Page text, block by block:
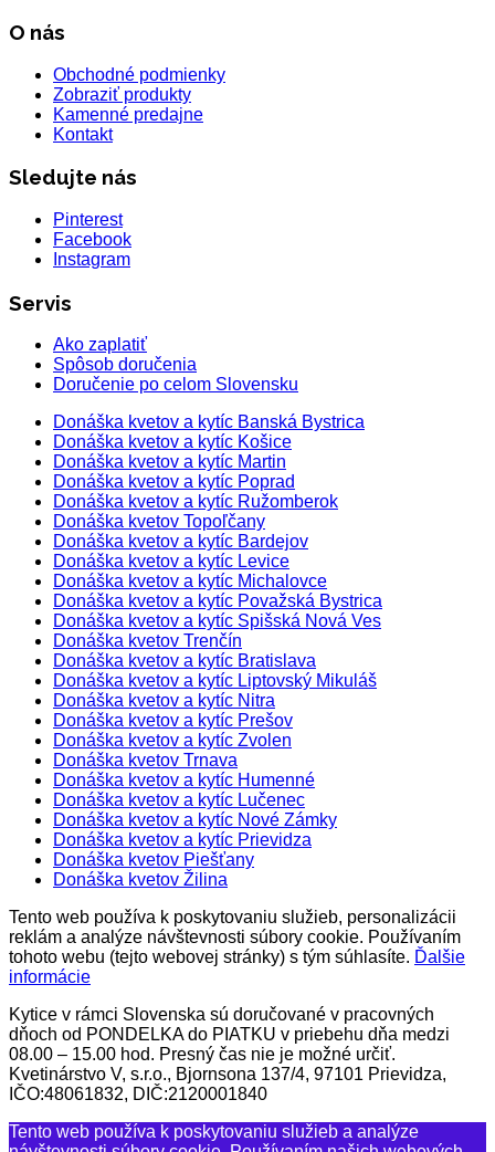
O nás
Obchodné podmienky
Zobraziť produkty
Kamenné predajne
Kontakt
Sledujte nás
Pinterest
Facebook
Instagram
Servis
Ako zaplatiť
Spôsob doručenia
Doručenie po celom Slovensku
Donáška kvetov a kytíc Banská Bystrica
Donáška kvetov a kytíc Košice
Donáška kvetov a kytíc Martin
Donáška kvetov a kytíc Poprad
Donáška kvetov a kytíc Ružomberok
Donáška kvetov Topoľčany
Donáška kvetov a kytíc Bardejov
Donáška kvetov a kytíc Levice
Donáška kvetov a kytíc Michalovce
Donáška kvetov a kytíc Považská Bystrica
Donáška kvetov a kytíc Spišská Nová Ves
Donáška kvetov Trenčín
Donáška kvetov a kytíc Bratislava
Donáška kvetov a kytíc Liptovský Mikuláš
Donáška kvetov a kytíc Nitra
Donáška kvetov a kytíc Prešov
Donáška kvetov a kytíc Zvolen
Donáška kvetov Trnava
Donáška kvetov a kytíc Humenné
Donáška kvetov a kytíc Lučenec
Donáška kvetov a kytíc Nové Zámky
Donáška kvetov a kytíc Prievidza
Donáška kvetov Piešťany
Donáška kvetov Žilina
Tento web používa k poskytovaniu služieb, personalizácii
reklám a analýze návštevnosti súbory cookie. Používaním
tohoto webu (tejto webovej stránky) s tým súhlasíte. Ďalšie
informácie
Kytice v rámci Slovenska sú doručované v pracovných
dňoch od PONDELKA do PIATKU v priebehu dňa medzi
08.00 – 15.00 hod. Presný čas nie je možné určiť.
Kvetinárstvo V, s.r.o., Bjornsona 137/4, 97101 Prievidza,
IČO:48061832, DIČ:2120001840
Tento web používa k poskytovaniu služieb a analýze